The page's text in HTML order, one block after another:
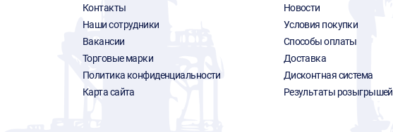
Контакты
Наши сотрудники
Вакансии
Торговые марки
Политика конфиденциальности
Карта сайта
Новости
Условия покупки
Способы оплаты
Доставка
Дисконтная система
Результаты розыгрышей